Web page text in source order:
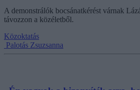
A demonstrálók bocsánatkérést várnak
távozzon a közéletből.
Közoktatás
Palotás Zsuzsanna